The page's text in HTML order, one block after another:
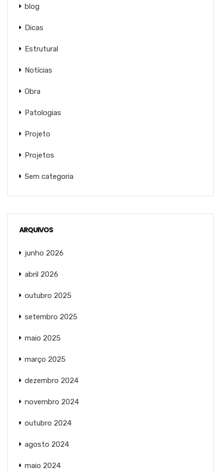
blog
Dicas
Estrutural
Notícias
Obra
Patologias
Projeto
Projetos
Sem categoria
ARQUIVOS
junho 2026
abril 2026
outubro 2025
setembro 2025
maio 2025
março 2025
dezembro 2024
novembro 2024
outubro 2024
agosto 2024
maio 2024